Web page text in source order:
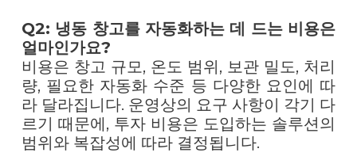
Q2: 냉동 창고를 자동화하는 데 드는 비용은
얼마인가요?
비용은 창고 규모, 온도 범위, 보관 밀도, 처리
량, 필요한 자동화 수준 등 다양한 요인에 따
라 달라집니다. 운영상의 요구 사항이 각기 다
르기 때문에, 투자 비용은 도입하는 솔루션의
범위와 복잡성에 따라 결정됩니다.